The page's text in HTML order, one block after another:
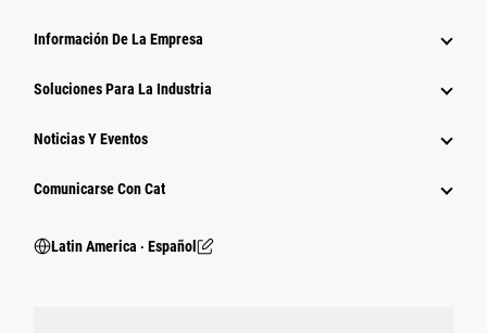
Información De La Empresa
Soluciones Para La Industria
Noticias Y Eventos
Comunicarse Con Cat
Latin America ‧ Español